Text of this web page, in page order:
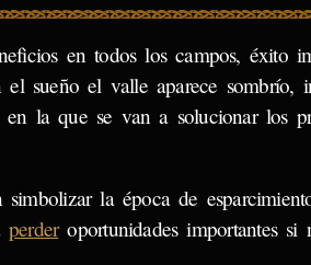
en todos los campos, éxito
sueño el valle aparece sombrío,
la que se van a solucionar los
la época de
perderoportunidades importantes si